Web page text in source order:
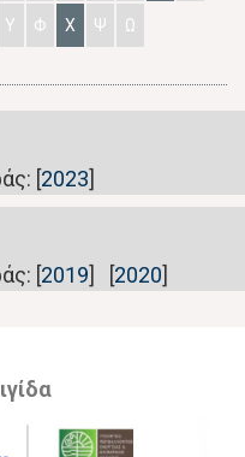
Υ Φ Χ Ψ Ω
[2023]
[2019] [2020]